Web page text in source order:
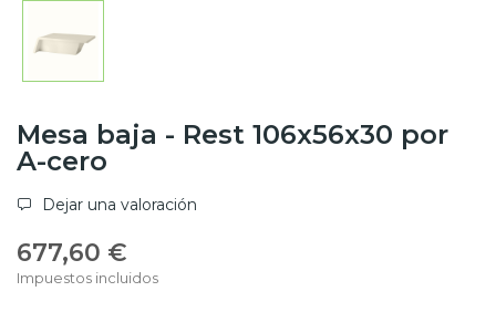
Mesa baja - Rest 106x56x30 por
A-cero
Dejar una valoración
677,60 €
Impuestos incluidos